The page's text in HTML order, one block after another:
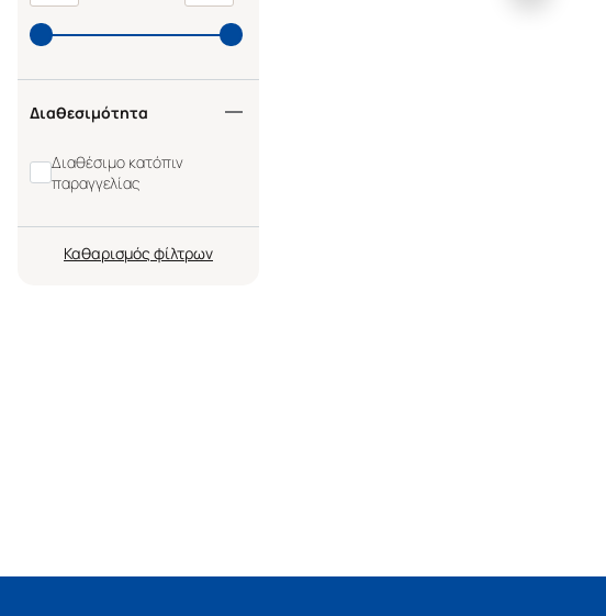
Διαθεσιμότητα
Διαθέσιμο κατόπιν
παραγγελίας
Καθαρισμός